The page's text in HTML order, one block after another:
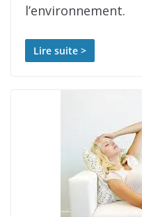
l’environnement.
Lire suite >